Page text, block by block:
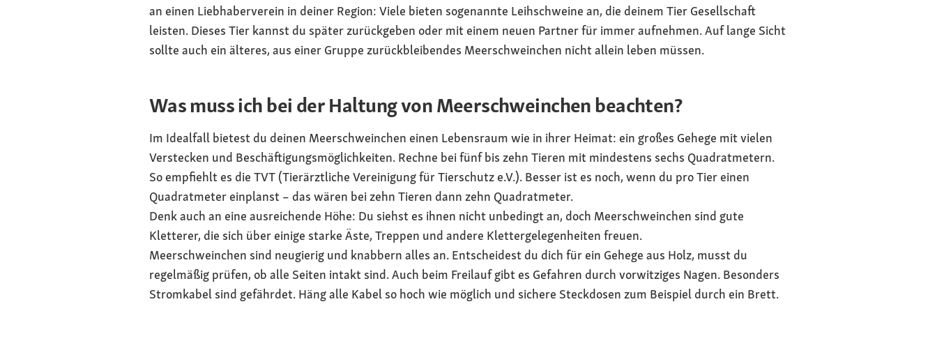
an einen Liebhaberverein in deiner Region: Viele bieten sogenannte Leihschweine an, die deinem Tier Gesellschaft
leisten. Dieses Tier kannst du später zurückgeben oder mit einem neuen Partner für immer aufnehmen. Auf lange Sicht
sollte auch ein älteres, aus einer Gruppe zurückbleibendes Meerschweinchen nicht allein leben müssen.
Was muss ich bei der Haltung von Meerschweinchen beachten?
Im Idealfall bietest du deinen Meerschweinchen einen Lebensraum wie in ihrer Heimat: ein großes Gehege mit vielen
Verstecken und Beschäftigungsmöglichkeiten. Rechne bei fünf bis zehn Tieren mit mindestens sechs Quadratmetern.
So empfiehlt es die TVT (Tierärztliche Vereinigung für Tierschutz e.V.). Besser ist es noch, wenn du pro Tier einen
Quadratmeter einplanst – das wären bei zehn Tieren dann zehn Quadratmeter.
Denk auch an eine ausreichende Höhe: Du siehst es ihnen nicht unbedingt an, doch Meerschweinchen sind gute
Kletterer, die sich über einige starke Äste, Treppen und andere Klettergelegenheiten freuen.
Meerschweinchen sind neugierig und knabbern alles an. Entscheidest du dich für ein Gehege aus Holz, musst du
regelmäßig prüfen, ob alle Seiten intakt sind. Auch beim Freilauf gibt es Gefahren durch vorwitziges Nagen. Besonders
Stromkabel sind gefährdet. Häng alle Kabel so hoch wie möglich und sichere Steckdosen zum Beispiel durch ein Brett.